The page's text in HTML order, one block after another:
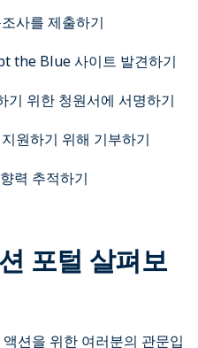
사를 제출하기
the Blue 사이트 발견하기
기 위한 청원서에 서명하기
원하기 위해 기부하기
력 추적하기
포털 살펴보
션을 위한 여러분의 관문입